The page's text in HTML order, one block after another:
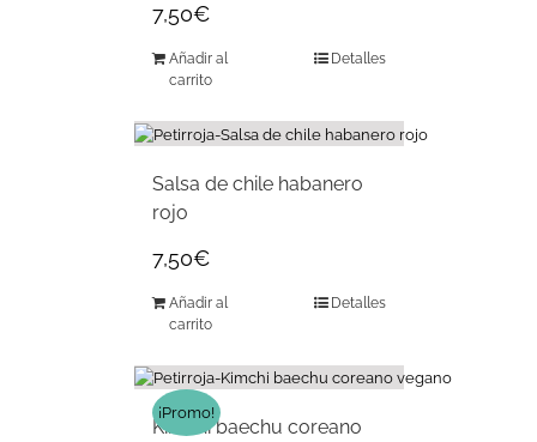
7,50€
Añadir al
carrito
Detalles
Salsa de chile habanero
rojo
7,50€
Añadir al
carrito
Detalles
¡Promo!
Kimchi baechu coreano